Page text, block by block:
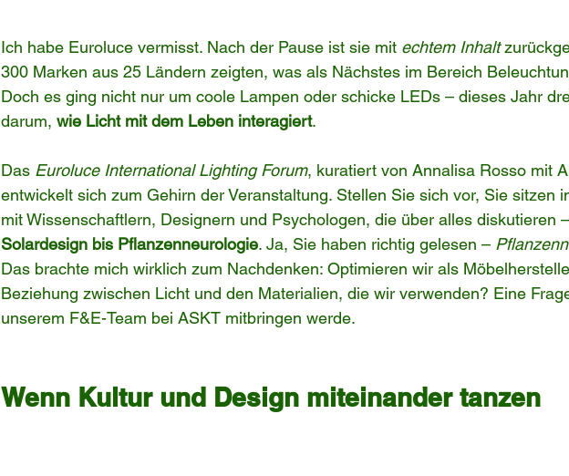
Ich habe Euroluce vermisst. Nach der Pause ist sie mit echtem Inhalt
300 Marken aus 25 Ländern zeigten, was als Nächstes im Bereich
Doch es ging nicht nur um coole Lampen oder schicke LEDs – dieses Jahr
darum, wie Licht mit dem Leben interagiert.
Das Euroluce International Lighting Forum, kuratiert von Annalisa Rosso mit
entwickelt sich zum Gehirn der Veranstaltung. Stellen Sie sich vor, Sie sitzen
mit Wissenschaftlern, Designern und Psychologen, die über alles diskutieren
Solardesign bis Pflanzenneurologie. Ja, Sie haben richtig gelesen –
Das brachte mich wirklich zum Nachdenken: Optimieren wir als
Beziehung zwischen Licht und den Materialien, die wir verwenden? Eine
unserem F&E-Team bei ASKT mitbringen werde.
Wenn Kultur und Design miteinander tanzen